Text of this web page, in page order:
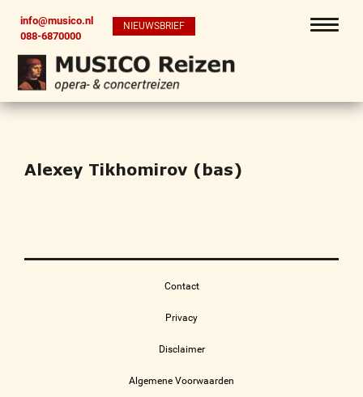
info@musico.nl
088-6870000
NIEUWSBRIEF
Alexey Tikhomirov (bas)
Contact
Privacy
Disclaimer
Algemene Voorwaarden